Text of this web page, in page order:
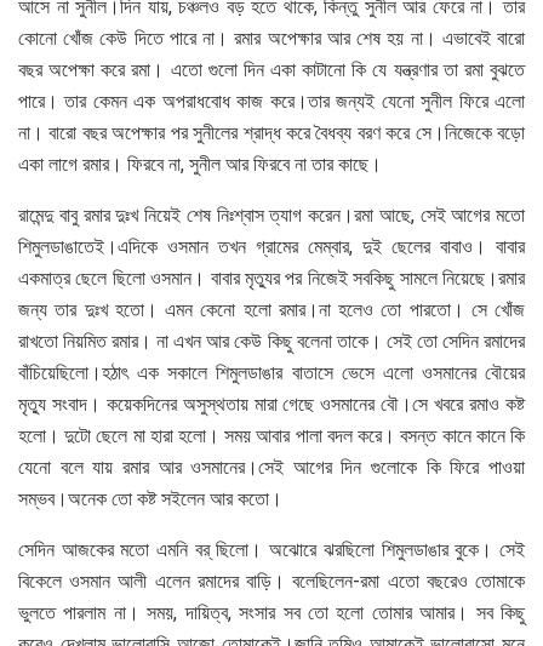
আসে না সুনীল।দিন যায়, চঞ্চলও বড় হতে থাকে, কিন্তু সুনীল আর ফেরে না। তার
কোনো খোঁজ কেউ দিতে পারে না। রমার অপেক্ষার আর শেষ হয় না। এভাবেই বারো
বছর অপেক্ষা করে রমা। এতো গুলো দিন একা কাটানো কি যে যন্ত্রণার তা রমা বুঝতে
পারে। তার কেমন এক অপরাধবোধ কাজ করে।তার জন্যই যেনো সুনীল ফিরে এলো
না। বারো বছর অপেক্ষার পর সুনীলের শ্রাদ্ধ করে বৈধব্য বরণ করে সে।নিজেকে বড়ো
একা লাগে রমার। ফিরবে না, সুনীল আর ফিরবে না তার কাছে।
রামেন্দু বাবু রমার দুঃখ নিয়েই শেষ নিঃশ্বাস ত্যাগ করেন।রমা আছে, সেই আগের মতো
শিমুলডাঙাতেই।এদিকে ওসমান তখন গ্রামের মেম্বার, দুই ছেলের বাবাও। বাবার
একমাত্র ছেলে ছিলো ওসমান। বাবার মৃত্যুর পর নিজেই সবকিছু সামলে নিয়েছে।রমার
জন্য তার দুঃখ হতো। এমন কেনো হলো রমার।না হলেও তো পারতো। সে খোঁজ
রাখতো নিয়মিত রমার। না এখন আর কেউ কিছু বলেনা তাকে। সেই তো সেদিন রমাদের
বাঁচিয়েছিলো।হঠাৎ এক সকালে শিমুলডাঙার বাতাসে ভেসে এলো ওসমানের বৌয়ের
মৃত্যু সংবাদ। কয়েকদিনের অসুস্থতায় মারা গেছে ওসমানের বৌ।সে খবরে রমাও কষ্ট
হলো। দুটো ছেলে মা হারা হলো। সময় আবার পালা বদল করে। বসন্ত কানে কানে কি
যেনো বলে যায় রমার আর ওসমানের।সেই আগের দিন গুলোকে কি ফিরে পাওয়া
সম্ভব।অনেক তো কষ্ট সইলেন আর কতো।
সেদিন আজকের মতো এমনি বর্ ছিলো। অঝোরে ঝরছিলো শিমুলডাঙার বুকে। সেই
বিকেলে ওসমান আলী এলেন রমাদের বাড়ি। বলেছিলেন-রমা এতো বছরেও তোমাকে
ভুলতে পারলাম না। সময়, দায়িত্ব, সংসার সব তো হলো তোমার আমার। সব কিছু